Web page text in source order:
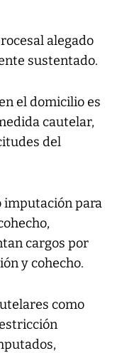
alegado
sustentado.
el domicilio es
cautelar,
del
imputación para
cargos por
y cohecho.
como